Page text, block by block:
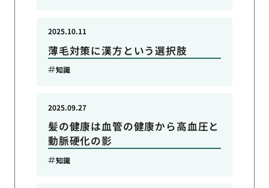
薄毛対策に漢方という選択肢
2025.10.11
知識
髪の健康は血管の健康から高血圧と
動脈硬化の影
2025.09.27
知識